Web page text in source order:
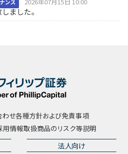
ンス
ました。
わせ各種方針および免責事項
用情報取扱商品のリスク等説明
法人向け